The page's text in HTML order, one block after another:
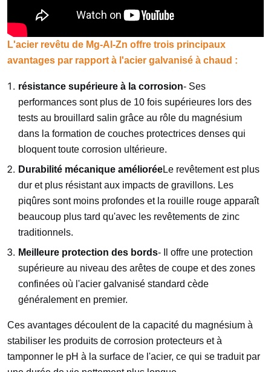
L'acier revêtu de Mg-Al-Zn offre trois principaux
avantages par rapport à l'acier galvanisé à chaud :
résistance supérieure à la corrosion- Ses
performances sont plus de 10 fois supérieures lors des
tests au brouillard salin grâce au rôle du magnésium
dans la formation de couches protectrices denses qui
bloquent toute corrosion ultérieure.
Durabilité mécanique amélioréeLe revêtement est plus
dur et plus résistant aux impacts de gravillons. Les
piqûres sont moins profondes et la rouille rouge apparaît
beaucoup plus tard qu'avec les revêtements de zinc
traditionnels.
Meilleure protection des bords- Il offre une protection
supérieure au niveau des arêtes de coupe et des zones
confinées où l'acier galvanisé standard cède
généralement en premier.
Ces avantages découlent de la capacité du magnésium à
stabiliser les produits de corrosion protecteurs et à
tamponner le pH à la surface de l'acier, ce qui se traduit par